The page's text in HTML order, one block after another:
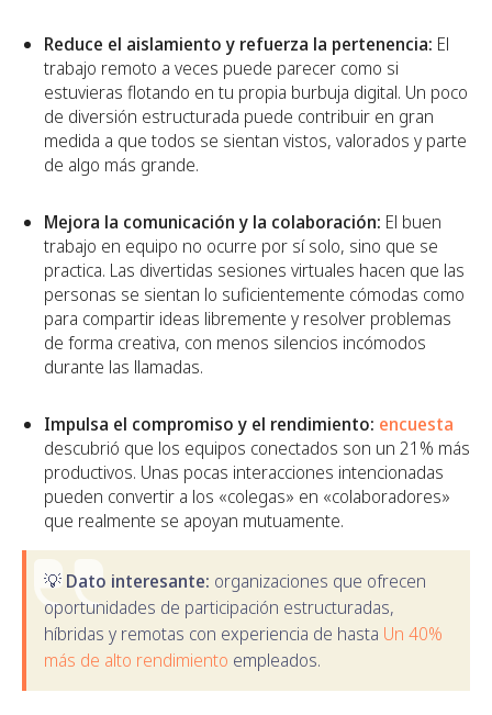
Reduce el aislamiento y refuerza la pertenencia: El
trabajo remoto a veces puede parecer como si
estuvieras flotando en tu propia burbuja digital. Un poco
de diversión estructurada puede contribuir en gran
medida a que todos se sientan vistos, valorados y parte
de algo más grande.
Mejora la comunicación y la colaboración: El buen
trabajo en equipo no ocurre por sí solo, sino que se
practica. Las divertidas sesiones virtuales hacen que las
personas se sientan lo suficientemente cómodas como
para compartir ideas libremente y resolver problemas
de forma creativa, con menos silencios incómodos
durante las llamadas.
Impulsa el compromiso y el rendimiento: encuesta
descubrió que los equipos conectados son un 21% más
productivos. Unas pocas interacciones intencionadas
pueden convertir a los «colegas» en «colaboradores»
que realmente se apoyan mutuamente.
💡 Dato interesante: organizaciones que ofrecen
oportunidades de participación estructuradas,
híbridas y remotas con experiencia de hasta Un 40%
más de alto rendimiento empleados.